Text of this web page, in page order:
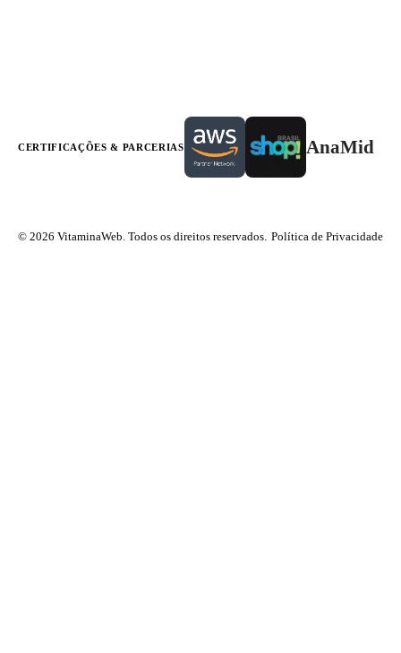
CERTIFICAÇÕES & PARCERIAS AnaMid
© 2026 VitaminaWeb. Todos os direitos reservados. Política de Privacidade